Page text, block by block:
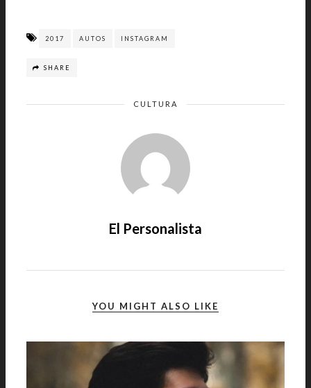
2017 AUTOS INSTAGRAM
SHARE
CULTURA
El Personalista
YOU MIGHT ALSO LIKE